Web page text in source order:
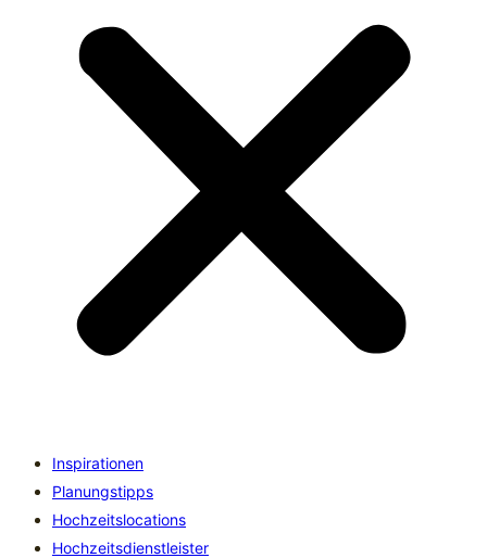
Inspirationen
Planungstipps
Hochzeitslocations
Hochzeitsdienstleister